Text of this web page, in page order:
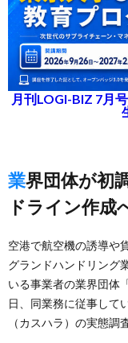
月刊LOGI-BIZ 7月
業界団体が初調査、24年度中に対応のガイ
ドライン作成
空港で航空機の誘導や
グランドハンドリング
いる事業者の業界団体
日、同業務に従事して
（カスハラ）の実態調